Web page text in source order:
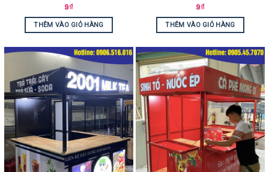
9₫
THÊM VÀO GIỎ HÀNG
9₫
THÊM VÀO GIỎ HÀNG